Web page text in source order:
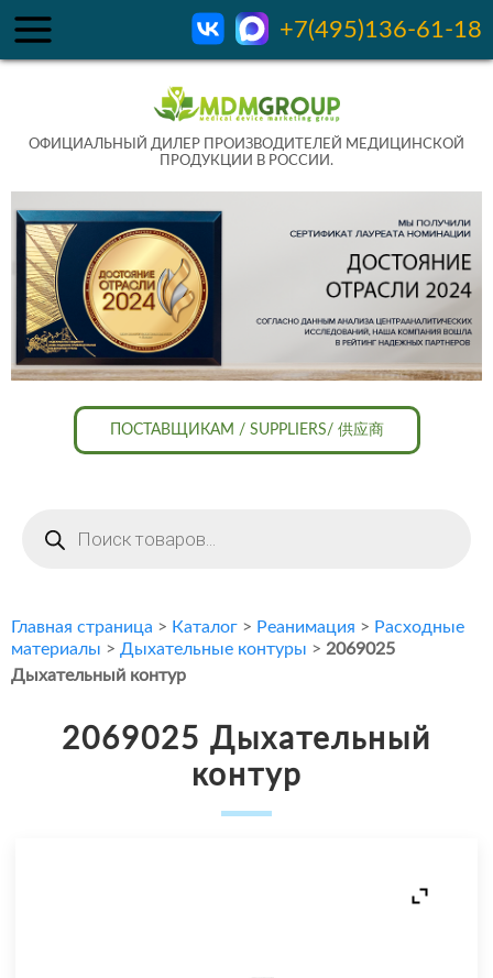
+7(495)136-61-18
ОФИЦИАЛЬНЫЙ ДИЛЕР ПРОИЗВОДИТЕЛЕЙ МЕДИЦИНСКОЙ
ПРОДУКЦИИ В РОССИИ.
ПОСТАВЩИКАМ / SUPPLIERS/ 供应商
товаров
Главная страница > Каталог > Реанимация > Расходные
материалы > Дыхательные контуры > 2069025
Дыхательный контур
2069025 Дыхательный
контур